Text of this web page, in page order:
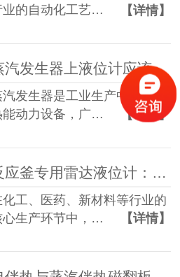
业的自动化工艺…
【详情】
蒸汽发生器上液位计应该怎么选？
汽发生器是工业生产中重要的
能动力设备，广…
【详情】
反应釜专用雷达液位计：选型、应用与维护全指南
化工、医药、新材料等行业的
心生产环节中，…
【详情】